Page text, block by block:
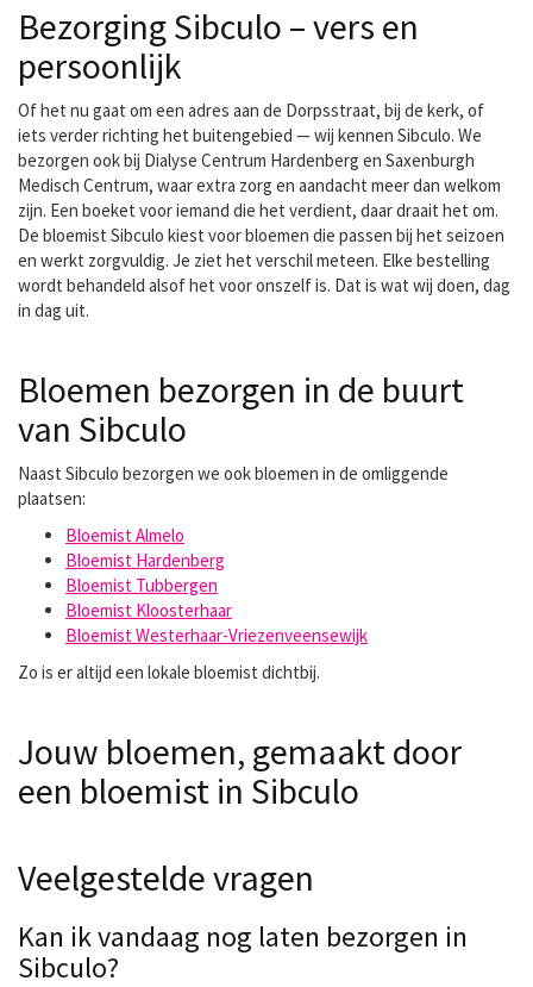
Bezorging Sibculo – vers en
persoonlijk
Of het nu gaat om een adres aan de Dorpsstraat, bij de kerk, of
iets verder richting het buitengebied — wij kennen Sibculo. We
bezorgen ook bij Dialyse Centrum Hardenberg en Saxenburgh
Medisch Centrum, waar extra zorg en aandacht meer dan welkom
zijn. Een boeket voor iemand die het verdient, daar draait het om.
De bloemist Sibculo kiest voor bloemen die passen bij het seizoen
en werkt zorgvuldig. Je ziet het verschil meteen. Elke bestelling
wordt behandeld alsof het voor onszelf is. Dat is wat wij doen, dag
in dag uit.
Bloemen bezorgen in de buurt
van Sibculo
Naast Sibculo bezorgen we ook bloemen in de omliggende
plaatsen:
Bloemist Almelo
Bloemist Hardenberg
Bloemist Tubbergen
Bloemist Kloosterhaar
Bloemist Westerhaar-Vriezenveensewijk
Zo is er altijd een lokale bloemist dichtbij.
Jouw bloemen, gemaakt door
een bloemist in Sibculo
Veelgestelde vragen
Kan ik vandaag nog laten bezorgen in
Sibculo?